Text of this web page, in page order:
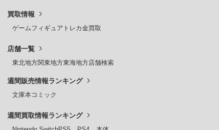
買取情報
ゲームフィギュア トレカ金買取
店舗一覧
東北地方関東地方東海地方店舗検索
週間販売情報ランキング
文庫本コミック
週間買取情報ランキング